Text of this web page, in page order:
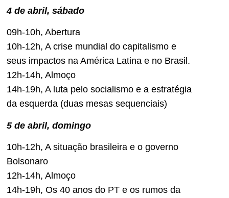
4 de abril, sábado
09h-10h, Abertura
10h-12h, A crise mundial do capitalismo e
seus impactos na América Latina e no Brasil.
12h-14h, Almoço
14h-19h, A luta pelo socialismo e a estratégia
da esquerda (duas mesas sequenciais)
5 de abril, domingo
10h-12h, A situação brasileira e o governo
Bolsonaro
12h-14h, Almoço
14h-19h, Os 40 anos do PT e os rumos da